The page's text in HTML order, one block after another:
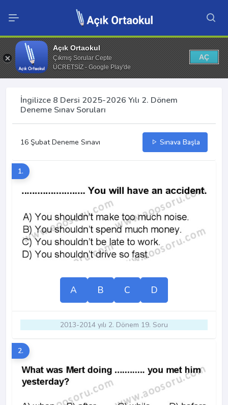
Açık Ortaokul
Çıkmış Sorular Cepte
ÜCRETSİZ - Google Play'de
AÇ
İngilizce 8 Dersi 2025-2026 Yılı 2. Dönem
Deneme Sınav Soruları
16 Şubat Deneme Sınavı Sınava Başla
1.
A B C D
2013-2014 yılı 2. Dönem 19. Soru
2.